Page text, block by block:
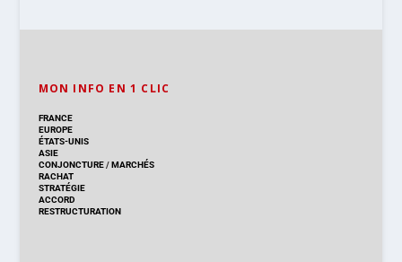
MON INFO EN 1 CLIC
FRANCE
EUROPE
ÉTATS-UNIS
ASIE
CONJONCTURE/MARCHÉS
RACHAT
STRATÉGIE
ACCORD
RESTRUCTURATION